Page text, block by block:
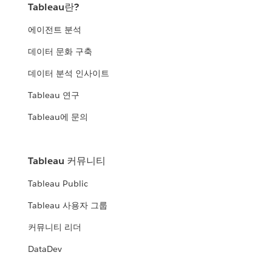
Tableau란?
에이전트 분석
데이터 문화 구축
데이터 분석 인사이트
Tableau 연구
Tableau에 문의
Tableau 커뮤니티
Tableau Public
Tableau 사용자 그룹
커뮤니티 리더
DataDev